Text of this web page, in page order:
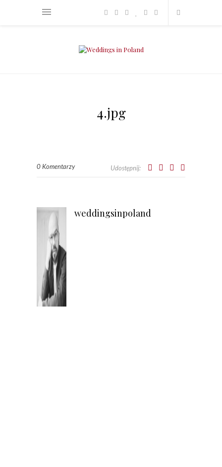
4.jpg
0 Komentarzy Udostępnij:
weddingsinpoland